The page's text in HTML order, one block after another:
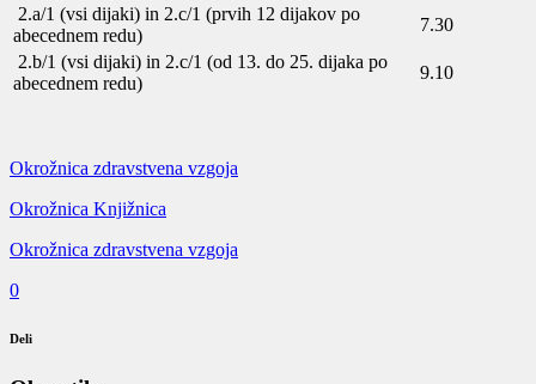
2.a/1 (vsi dijaki) in 2.c/1 (prvih 12 dijakov po
abecednem redu)
7.30
2.b/1 (vsi dijaki) in 2.c/1 (od 13. do 25. dijaka po
abecednem redu)
9.10
Okrožnica zdravstvena vzgoja
Okrožnica Knjižnica
Okrožnica zdravstvena vzgoja
0
Deli